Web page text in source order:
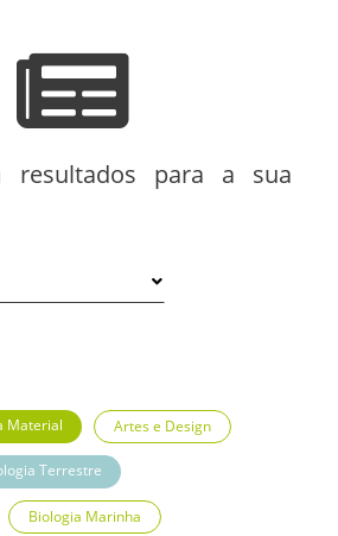
resultados para a sua
Material Artes e Design
Terrestre
Biologia Marinha